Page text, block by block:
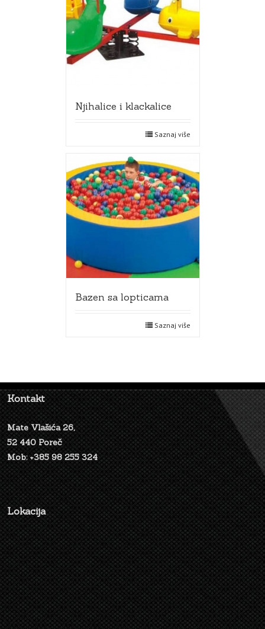
Njihalice i klackalice
Saznaj više
Bazen sa lopticama
Saznaj više
Kontakt
Mate Vlašića 26,
52 440 Poreč
Mob: +385 98 255 324
Lokacija